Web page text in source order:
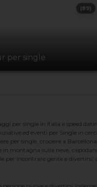
per single
(89)
per single in Italia e speed
ed eventi per Single in
per single, crociere a
montagna sulla neve,
incontrare gente e divertirsi;